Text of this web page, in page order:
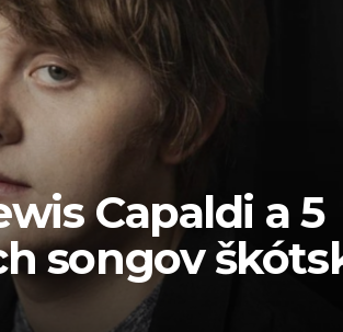
Capaldi a 5
songov